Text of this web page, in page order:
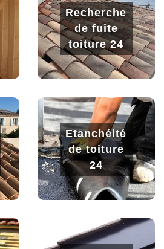
Recherche
de fuite
toiture 24
Etanchéité
de toiture
24